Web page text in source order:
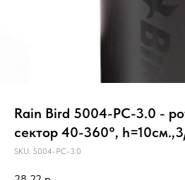
Rain Bird 5004-PC-3.0 -
сектор 40-360°,
SKU: 5004-PC-3.0